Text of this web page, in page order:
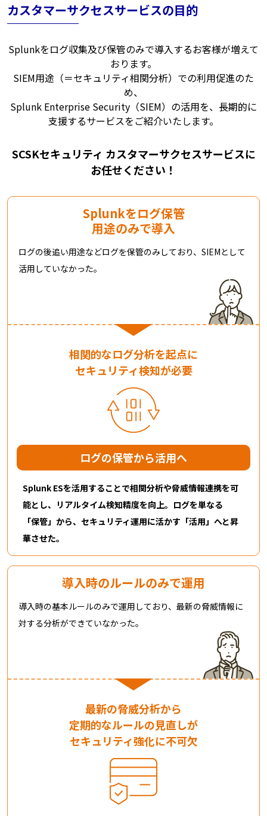
カスタマーサクセスサービスの目的
Splunkをログ収集及び保管のみで導入するお客様が増えて
おります。
SIEM用途（＝セキュリティ相関分析）での利用促進のた
め、
Splunk Enterprise Security（SIEM）の活用を、長期的に
支援するサービスをご紹介いたします。
SCSKセキュリティ カスタマーサクセスサービスに
お任せください！
Splunkをログ保管
用途のみで導入
ログの後追い用途などログを保管のみしており、SIEMとして
活用していなかった。
相関的なログ分析を起点に
セキュリティ検知が必要
ログの保管から活用へ​
Splunk ESを活用することで相関分析や脅威情報連携を可
能とし、リアルタイム検知精度を向上。ログを単なる
「保管」から、セキュリティ運用に活かす「活用」へと昇
華させた。
導入時のルールのみで運用
導入時の基本ルールのみで運用しており、最新の脅威情報に
対する分析ができていなかった。
最新の脅威分析から
定期的なルールの見直しが
セキュリティ強化に不可欠